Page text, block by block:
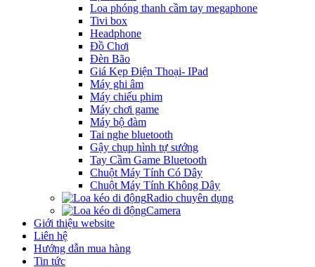
Loa phóng thanh cầm tay megaphone
Tivi box
Headphone
Đồ Chơi
Đèn Bão
Giá Kẹp Điện Thoại- IPad
Máy ghi âm
Máy chiếu phim
Máy chơi game
Máy bộ đàm
Tai nghe bluetooth
Gậy chụp hình tự sướng
Tay Cầm Game Bluetooth
Chuột Máy Tính Có Dây
Chuột Máy Tính Không Dây
Radio chuyên dụng
Camera
Giới thiệu website
Liên hệ
Hướng dẫn mua hàng
Tin tức